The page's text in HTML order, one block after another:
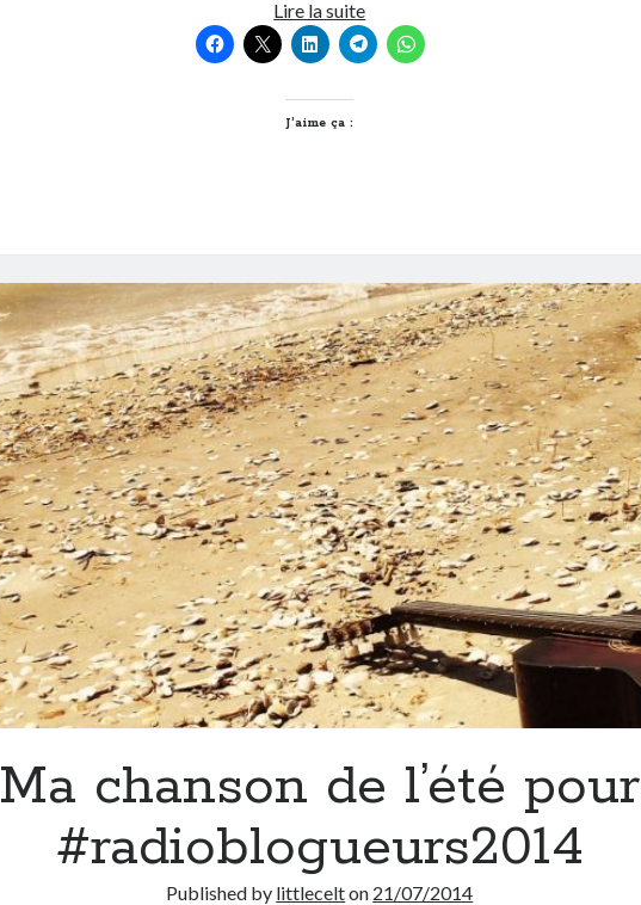
Lire la suiteEn
attendant
le
J’aime ça :
Ma chanson de l’été pour
#radioblogueurs2014
Published by littlecelton 21/07/2014